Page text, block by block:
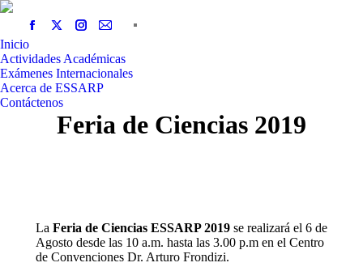
Inicio
Actividades Académicas
Exámenes Internacionales
Acerca de ESSARP
Contáctenos
Feria de Ciencias 2019
La Feria de Ciencias ESSARP 2019 se realizará el 6 de
Agosto desde las 10 a.m. hasta las 3.00 p.m en el Centro
de Convenciones Dr. Arturo Frondizi.